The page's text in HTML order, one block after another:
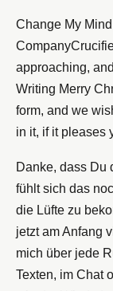
Change My
approaching,
Writing Merry
form, and we
in it, if it pleases
Danke, dass Du
fühlt sich das
die Lüfte zu
jetzt am Anfang
mich über jede
Texten, im Chat